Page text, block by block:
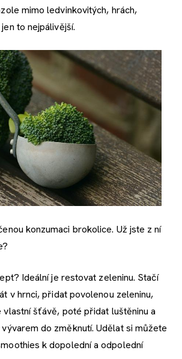
mimo ledvinkovitých, hrách,
to nejpálivější.
konzumaci brokolice. Už jste z ní
Ideální je restovat zeleninu. Stačí
v hrnci, přidat povolenou zeleninu,
vlastní šťávě, poté přidat luštěninu a
do změknutí. Udělat si můžete
k dopolední a odpolední